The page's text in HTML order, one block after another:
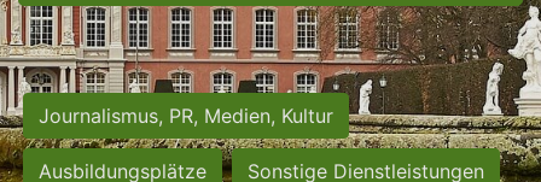
Journalismus, PR, Medien, Kultur
Ausbildungsplätze Sonstige Dienstleistungen